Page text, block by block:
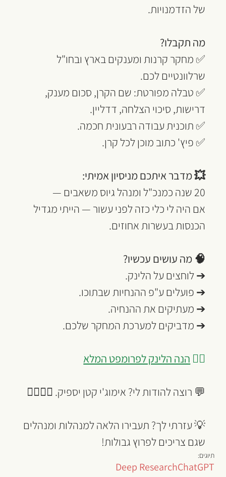
של הזדמנויות.
מה תקבלו?
✅ מחקר קרנות ומענקים בארץ ובחו"ל
שרלוונטיים לכם.
✅ טבלה מפורטת: שם הקרן, סכום מענק,
דרישות, סיכוי הצלחה, דדליין.
✅ תוכנית עבודה רבעונית חכמה.
✅ פיץ' כתוב מוכן לכל קרן.
💥 מדבר איתכם מניסיון אמיתי:
20 שנה כמנכ"ל ומנהל גיוס משאבים —
אם היה לי כלי כזה לפני עשור — הייתי מגדיל
הכנסות בעשרות אחוזים.
🧠 מה עושים עכשיו?
➔ לוחצים על הלינק.
➔ פועלים ע"פ ההנחיות שבתוכו.
➔ מעתיקים את ההנחיה.
➔ מדביקים למערכת המחקר שלכם.
👈🏾 הנה הלינק לפרומפט המלא
💬 רוצה להודות לי? אימוג'י קטן יספיק. 🙋‍♀🙋‍♂
💡 עזרתי לך? תעבירו הלאה למנהלות ומנהלים
שגם צריכים לפרוץ גבולות!
תיוגים:
ChatGPT
Deep Research